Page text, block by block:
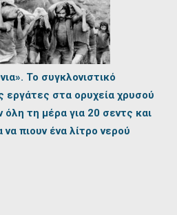
Το συγκλονιστικό
στα ορυχεία χρυσού
όλη τη μέρα για 20 σεντς και
πιουν ένα λίτρο νερού